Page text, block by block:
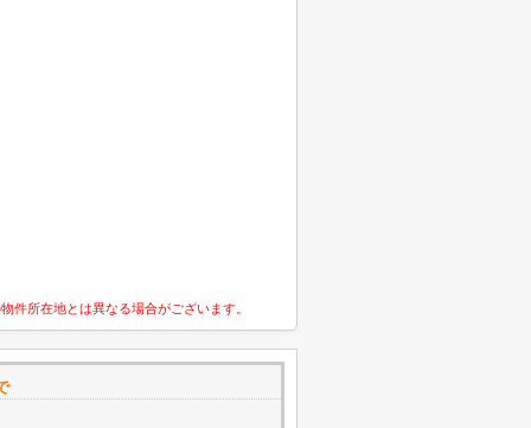
件所在地とは異なる場合がございます。